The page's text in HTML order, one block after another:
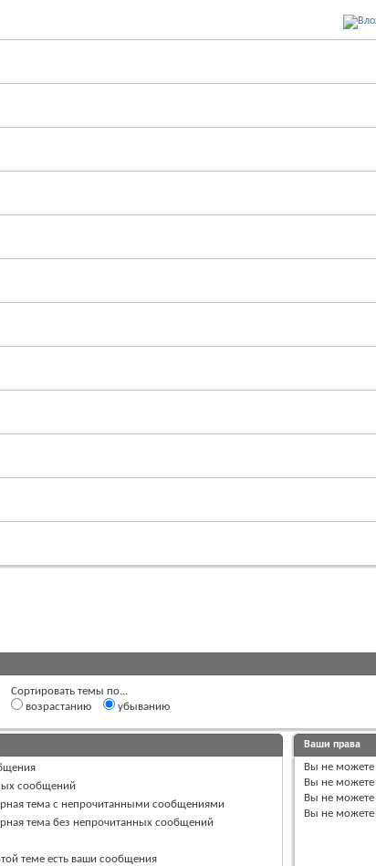
Сортировать темы по...
возрастанию
убыванию
сообщений
тема с непрочитанными сообщениями
тема без непрочитанных сообщений
теме есть ваши сообщения
Ваши права
Вы не можете
Вы не можете
Вы не можете
Вы не можете